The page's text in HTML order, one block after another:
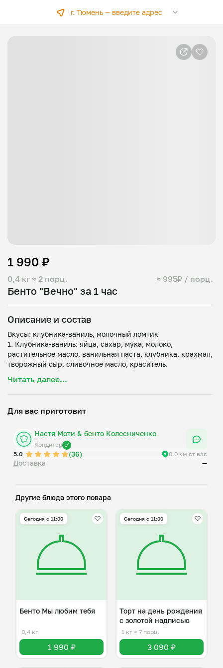
г. Тюмень — введите адрес
Бенто "Вечно" за 1 час
0,4 кг ≈ 2 порц. ≈ 995₽ / порц.
1 990 ₽
Описание и состав
Вкусы: клубника-ваниль, молочный ломтик
1. Клубника-ваниль: яйца, сахар, мука, молоко,
растительное масло, ванильная паста, клубника, крахмал,
творожный сыр, сливочное масло, краситель.
молоко, сода, растительное масло, разрыхлитель, мед,
В набор входят: коробка и открытка бренда Мой Повар с
ленточкой, вилка, свечка, конфетти и крафтовый пакет.
Хотите сделать подарок еще интереснее? При переходе
дополнительная вилка, спички, моти. Вы можете сами
Читать далее...
Для вас приготовит
Настя Моти & бенто Колесниченко
Кондитер
5.0
(36) 0.0 км от вас
Доставка —
Другие блюда этого повара
Сегодня с 11:00
Бенто Мы любим тебя
0,4 кг
1 990 ₽
Сегодня с 11:00
Торт на день рождения
с золотой надписью
1 кг ≈ 7 порц.
3 090 ₽